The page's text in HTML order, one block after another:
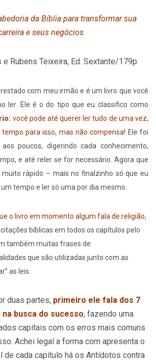
da Bíblia para transformar sua
e seus negócios.
e Rubens Teixeira, Ed. Sextante/179p
com meu irmão e é um livro que você
ler. Ele é o do tipo que eu classifico como
você pode até querer ler tudo de uma vez,
para isso, mas não compensa! Ele foi
poucos, digerindo cada conhecimento,
e até reler se for necessário. Agora que
rápido – mais no finalzinho só que eu
tempo e ler só uma por dia mesmo.
o livro em momento algum fala de religião,
citações bíblicas em todos os capítulos pelo
também muitas frases de
que são utilizadas junto com as
as leis.
duas partes, primeiro ele fala dos 7
busca do sucesso, fazendo uma
capitais com os erros mais comuns
Achei legal a forma com apresenta o
de cada capítulo há os Antídotos contra